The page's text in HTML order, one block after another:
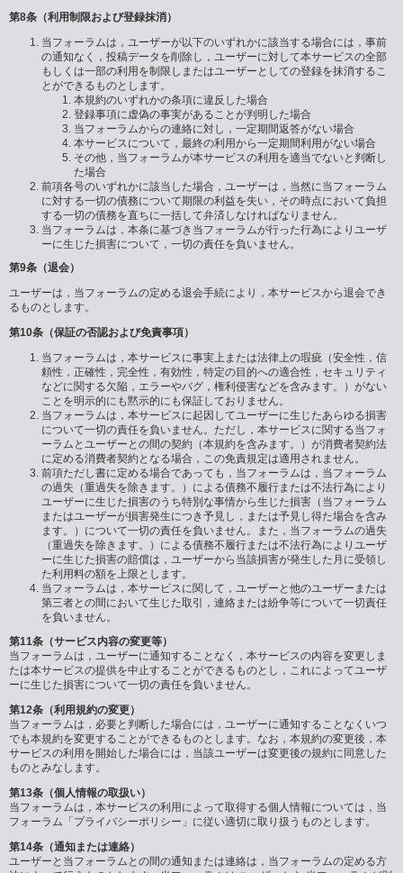
第8条（利用制限および登録抹消）
当フォーラムは，ユーザーが以下のいずれかに該当する場合には，事前
の通知なく，投稿データを削除し，ユーザーに対して本サービスの全部
もしくは一部の利用を制限しまたはユーザーとしての登録を抹消するこ
とができるものとします。
本規約のいずれかの条項に違反した場合
登録事項に虚偽の事実があることが判明した場合
当フォーラムからの連絡に対し，一定期間返答がない場合
本サービスについて，最終の利用から一定期間利用がない場合
その他，当フォーラムが本サービスの利用を適当でないと判断し
た場合
前項各号のいずれかに該当した場合，ユーザーは，当然に当フォーラム
に対する一切の債務について期限の利益を失い，その時点において負担
する一切の債務を直ちに一括して弁済しなければなりません。
当フォーラムは，本条に基づき当フォーラムが行った行為によりユーザ
ーに生じた損害について，一切の責任を負いません。
第9条（退会）
ユーザーは，当フォーラムの定める退会手続により，本サービスから退会でき
るものとします。
第10条（保証の否認および免責事項）
当フォーラムは，本サービスに事実上または法律上の瑕疵（安全性，信
頼性，正確性，完全性，有効性，特定の目的への適合性，セキュリティ
などに関する欠陥，エラーやバグ，権利侵害などを含みます。）がない
ことを明示的にも黙示的にも保証しておりません。
当フォーラムは，本サービスに起因してユーザーに生じたあらゆる損害
について一切の責任を負いません。ただし，本サービスに関する当フォ
ーラムとユーザーとの間の契約（本規約を含みます。）が消費者契約法
に定める消費者契約となる場合，この免責規定は適用されません。
前項ただし書に定める場合であっても，当フォーラムは，当フォーラム
の過失（重過失を除きます。）による債務不履行または不法行為により
ユーザーに生じた損害のうち特別な事情から生じた損害（当フォーラム
またはユーザーが損害発生につき予見し，または予見し得た場合を含み
ます。）について一切の責任を負いません。また，当フォーラムの過失
（重過失を除きます。）による債務不履行または不法行為によりユーザ
ーに生じた損害の賠償は，ユーザーから当該損害が発生した月に受領し
た利用料の額を上限とします。
当フォーラムは，本サービスに関して，ユーザーと他のユーザーまたは
第三者との間において生じた取引，連絡または紛争等について一切責任
を負いません。
第11条（サービス内容の変更等）
当フォーラムは，ユーザーに通知することなく，本サービスの内容を変更しま
たは本サービスの提供を中止することができるものとし，これによってユーザ
ーに生じた損害について一切の責任を負いません。
第12条（利用規約の変更）
当フォーラムは，必要と判断した場合には，ユーザーに通知することなくいつ
でも本規約を変更することができるものとします。なお，本規約の変更後，本
サービスの利用を開始した場合には，当該ユーザーは変更後の規約に同意した
ものとみなします。
第13条（個人情報の取扱い）
当フォーラムは，本サービスの利用によって取得する個人情報については，当
フォーラム「プライバシーポリシー」に従い適切に取り扱うものとします。
第14条（通知または連絡）
ユーザーと当フォーラムとの間の通知または連絡は，当フォーラムの定める方